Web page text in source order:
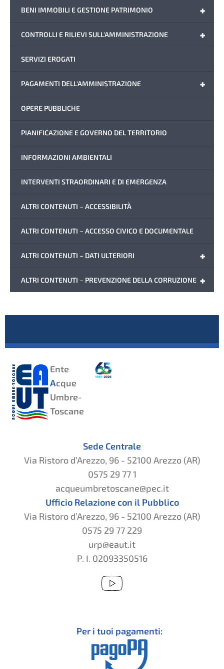
+
BENI IMMOBILI E GESTIONE PATRIMONIO
+
CONTROLLI E RILIEVI SULL'AMMINISTRAZIONE
SERVIZI EROGATI
+
PAGAMENTI DELL'AMMINISTRAZIONE
OPERE PUBBLICHE
PIANIFICAZIONE E GOVERNO DEL TERRITORIO
INFORMAZIONI AMBIENTALI
INTERVENTI STRAORDINARI E DI EMERGENZA
ALTRI CONTENUTI – ACCESSIBILITÀ
ALTRI CONTENUTI – ACCESSO CIVICO E DOCUMENTALE
+
ALTRI CONTENUTI – DATI ULTERIORI
+
ALTRI CONTENUTI – PREVENZIONE DELLA CORRUZIONE
Ente
Acque
Umbre-
Toscane
Sede Centrale
Via Ristoro d’Arezzo, 96 - 52100 Arezzo (AR)
0575 29 77 1
acqueumbretoscane@pec.it
Ufficio Relazione con il Pubblico
Via Ristoro d’Arezzo, 96 - 52100 Arezzo (AR)
0575 29 77 229
urp@eaut.it
P. I. 02093350516
Per i tuoi pagamenti: